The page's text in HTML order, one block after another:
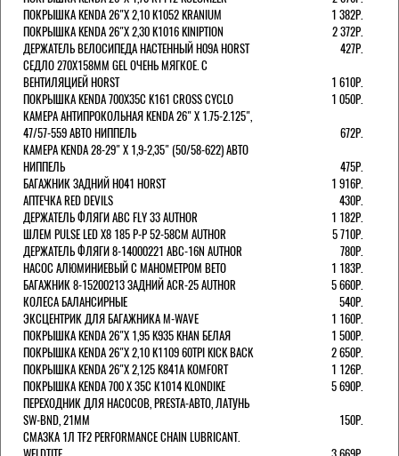
ПОКРЫШКА KENDA 26"Х 2,10 K1052 KRANIUM
1 382Р.
ПОКРЫШКА KENDA 26"Х 2,30 K1016 KINIPTION
2 372Р.
ДЕРЖАТЕЛЬ ВЕЛОСИПЕДА НАСТЕННЫЙ H09A HORST
427Р.
СЕДЛО 270Х158ММ GEL ОЧЕНЬ МЯГКОЕ. С
ВЕНТИЛЯЦИЕЙ HORST
1 610Р.
ПОКРЫШКА KENDA 700Х35С K161 CROSS CYCLO
1 050Р.
КАМЕРА АНТИПРОКОЛЬНАЯ KENDA 26" Х 1.75-2.125",
47/57-559 АВТО НИППЕЛЬ
672Р.
КАМЕРА KENDA 28-29" Х 1,9-2,35" (50/58-622) АВТО
НИППЕЛЬ
475Р.
БАГАЖНИК ЗАДНИЙ H041 HORST
1 916Р.
АПТЕЧКА RED DEVILS
430Р.
ДЕРЖАТЕЛЬ ФЛЯГИ АВС FLY 33 AUTHOR
1 182Р.
ШЛЕМ PULSE LED X8 185 Р-Р 52-58СМ AUTHOR
5 710Р.
ДЕРЖАТЕЛЬ ФЛЯГИ 8-14000221 ABC-16N AUTHOR
780Р.
НАСОС АЛЮМИНИЕВЫЙ С МАНОМЕТРОМ BETO
1 183Р.
БАГАЖНИК 8-15200213 ЗАДНИЙ ACR-25 AUTHOR
5 660Р.
КОЛЕСА БАЛАНСИРНЫЕ
540Р.
ЭКСЦЕНТРИК ДЛЯ БАГАЖНИКА M-WAVE
1 160Р.
ПОКРЫШКА KENDA 26"Х 1,95 K935 KHAN БЕЛАЯ
1 500Р.
ПОКРЫШКА KENDA 26"Х 2,10 K1109 60TPI KICK BACK
2 650Р.
ПОКРЫШКА KENDA 26"Х 2,125 K841A KOMFORT
1 126Р.
ПОКРЫШКА KENDA 700 Х 35С К1014 KLONDIKE
5 690Р.
ПЕРЕХОДНИК ДЛЯ НАСОСОВ, PRESTA-АВТО, ЛАТУНЬ
SW-BND, 21ММ
150Р.
СМАЗКА 1Л TF2 PERFORMANCE CHAIN LUBRICANT.